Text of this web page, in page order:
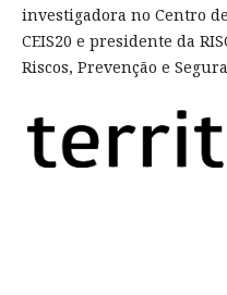
investigadora no Centro
CEIS20 e presidente da
Riscos, Prevenção e